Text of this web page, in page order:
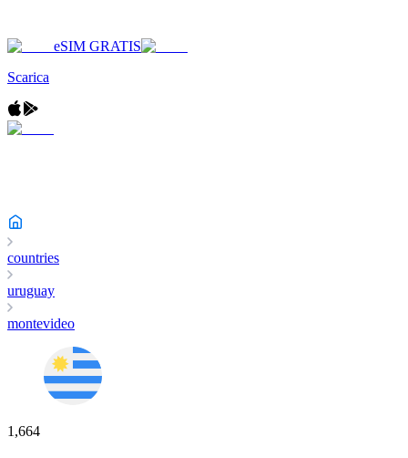
eSIM GRATIS
Scarica
countries
uruguay
montevideo
1,664